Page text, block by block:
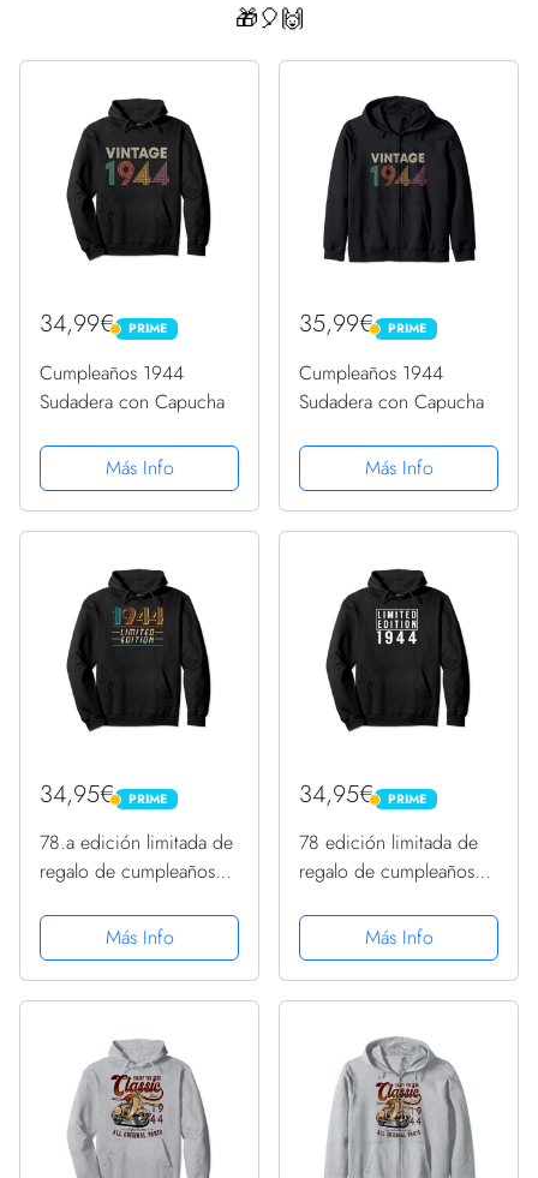
🎁🎈🙌
34,99€ PRIME
PRIME
Cumpleaños 1944
Sudadera con Capucha
Más Info
35,99€ PRIME
PRIME
Cumpleaños 1944
Sudadera con Capucha
Más Info
34,95€ PRIME
PRIME
78.a edición limitada de
regalo de cumpleaños
CapuchaMás Info
34,95€ PRIME
PRIME
78 edición limitada de
regalo de cumpleaños
CapuchaMás Info